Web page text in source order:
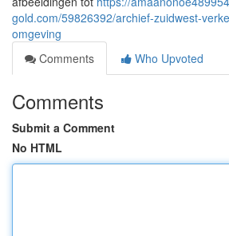
gold.com/59826392/archief-zuidwest-
omgeving
Comments
Who Upvoted
Comments
Submit a Comment
No HTML